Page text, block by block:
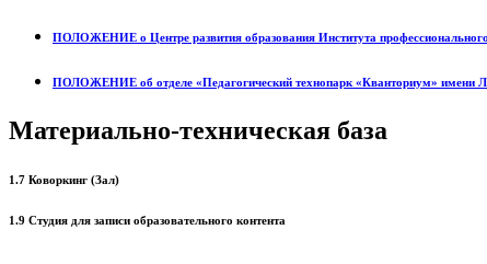
ПОЛОЖЕНИЕ о Центре развития образования Института
ПОЛОЖЕНИЕ об отделе «Педагогический технопарк «Кванториум» имени
Материально-техническая база
1.7 Коворкинг (Зал)
1.9 Студия для записи образовательного контента